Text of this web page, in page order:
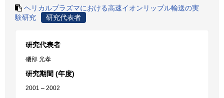
ヘリカルプラズマにおける高速イオンリップル輸送の実
験研究
研究代表者
研究代表者
磯部 光孝
研究期間 (年度)
2001 – 2002